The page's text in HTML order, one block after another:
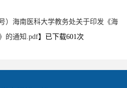
）海南医科大学教务处关于印发《海
的通知.pdf】已下载601次